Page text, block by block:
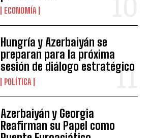
ECONOMÍA
Hungría y Azerbaiyán se
preparan para la próxima
sesión de diálogo estratégico
POLÍTICA
Azerbaiyán y Georgia
Reafirman su Papel como